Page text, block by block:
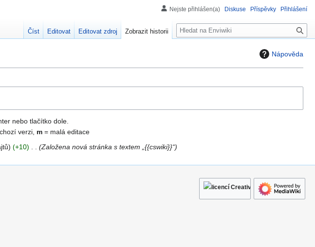
Nápověda
nebo tlačítko dole.
verzi, m = malá editace
+10 Založena nová stránka s textem „{{cswiki}}“
Nejste přihlášen(a) Diskuse Příspěvky Přihlášení
Číst Editovat Editovat zdroj Zobrazit historii
H
l
á